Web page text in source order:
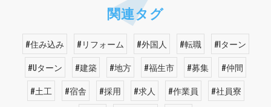
関連タグ
#住み込み #リフォーム #外国人 #転職
#Iターン
#Uターン
#建築 #地方 #福生市 #募集
#仲間
#土工
#宿舎 #採用 #求人 #作業員
#社員寮